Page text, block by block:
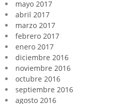
mayo 2017
abril 2017
marzo 2017
febrero 2017
enero 2017
diciembre 2016
noviembre 2016
octubre 2016
septiembre 2016
agosto 2016